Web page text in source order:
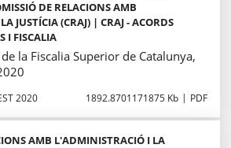
DE RELACIONS AMB
JUSTÍCIA (CRAJ) | CRAJ - ACORDS
I FISCALIA
la Fiscalia Superior de Catalunya,
2020 1892.8701171875 Kb PDF
AMB L'ADMINISTRACIÓ I LA